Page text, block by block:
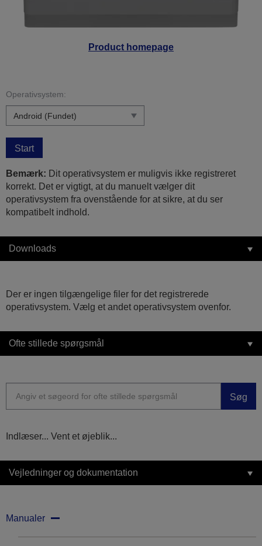
Product homepage
Operativsystem:
Start
Bemærk: Dit operativsystem er muligvis ikke registreret
korrekt. Det er vigtigt, at du manuelt vælger dit
operativsystem fra ovenstående for at sikre, at du ser
kompatibelt indhold.
Downloads
Der er ingen tilgængelige filer for det registrerede
operativsystem. Vælg et andet operativsystem ovenfor.
Ofte stillede spørgsmål
Søg
Indlæser... Vent et øjeblik...
Vejledninger og dokumentation
Manualer